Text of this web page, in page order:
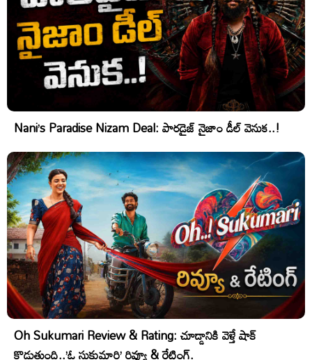
Nani’s Paradise Nizam Deal: పారడైజ్ నైజాం డీల్ వెనుక..!
Oh Sukumari Review & Rating: చూడ్డానికి వెళ్తే షాక్
కొడుతుంది..’ఓ సుకుమారి’ రివ్యూ & రేటింగ్.